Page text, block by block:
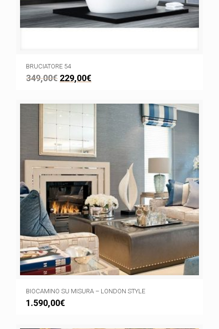
BRUCIATORE 54
349,00€ 229,00€
BIOCAMINO SU MISURA – LONDON STYLE
1.590,00€